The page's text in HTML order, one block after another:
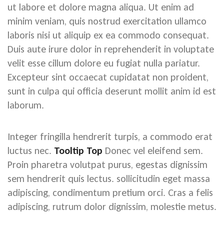
ut labore et dolore magna aliqua. Ut enim ad
minim veniam, quis nostrud exercitation ullamco
laboris nisi ut aliquip ex ea commodo consequat.
Duis aute irure dolor in reprehenderit in voluptate
velit esse cillum dolore eu fugiat nulla pariatur.
Excepteur sint occaecat cupidatat non proident,
sunt in culpa qui officia deserunt mollit anim id est
laborum.
Integer fringilla hendrerit turpis, a commodo erat
luctus nec. Tooltip Top Donec vel eleifend sem.
Proin pharetra volutpat purus, egestas dignissim
sem hendrerit quis lectus. sollicitudin eget massa
adipiscing, condimentum pretium orci. Cras a felis
adipiscing, rutrum dolor dignissim, molestie metus.